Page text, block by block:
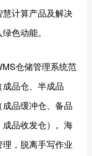
计算产品及解决
色动能。
仓储管理系统范
品仓、半成品
品缓冲仓、备品
品收发仓）。海
，脱离手写作业